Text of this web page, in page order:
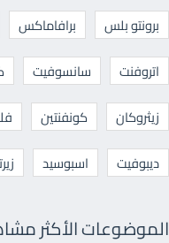
برونتو بلس
برافاماكس
اتروفنت
سانسوفيت
زيثروكان
كونفنتين
ديبوفيت
اسبوسيد
الموضوعات الأكثر